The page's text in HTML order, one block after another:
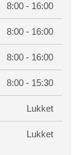
8:00 - 16:00
8:00 - 16:00
8:00 - 16:00
8:00 - 15:30
Lukket
Lukket